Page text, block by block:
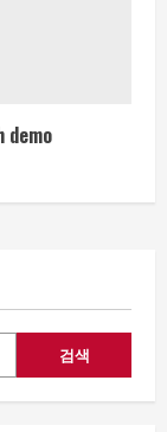
demo
검색